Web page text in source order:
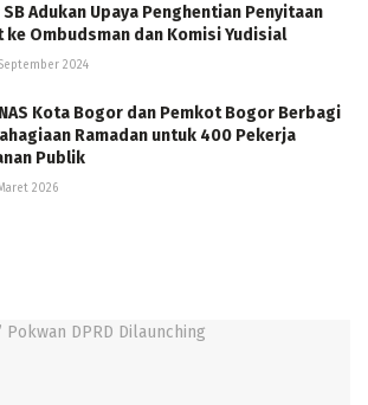
SB Adukan Upaya Penghentian Penyitaan
ke Ombudsman dan Komisi Yudisial
2024
Kota Bogor dan Pemkot Bogor Berbagi
Ramadan untuk 400 Pekerja
Publik
2026